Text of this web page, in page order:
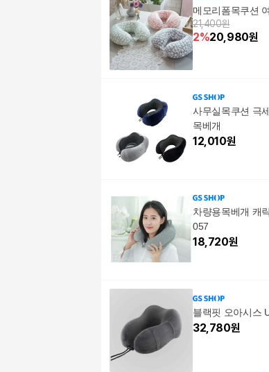
메모리폼목쿠션
21,400원
2%20,980원
사무실목쿠션 극
목베개
12,010원
차량용목베개 캐
057
18,720원
블랙핏 오아시스
32,780원